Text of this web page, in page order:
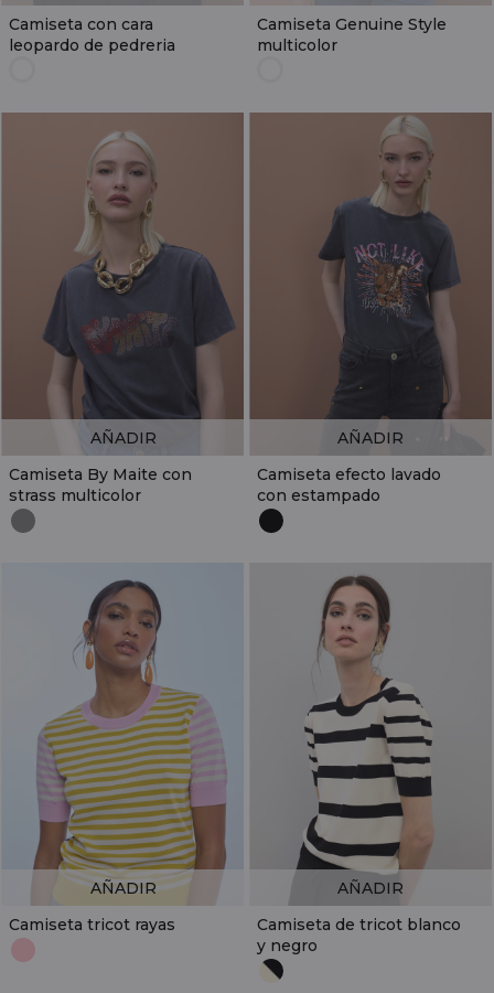
Camiseta con cara
leopardo de pedreria
Camiseta Genuine Style
multicolor
Camiseta By Maite con
strass multicolor
AÑADIR
Camiseta efecto lavado
con estampado
AÑADIR
Camiseta tricot rayas
AÑADIR
Camiseta de tricot blanco
y negro
AÑADIR